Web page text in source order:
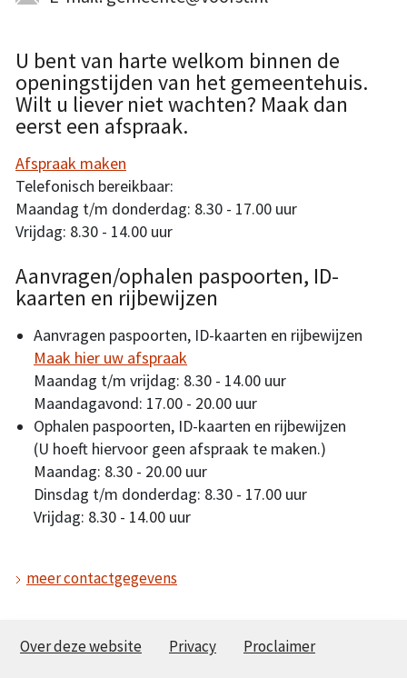
U bent van harte welkom binnen de
openingstijden van het gemeentehuis.
Wilt u liever niet wachten? Maak dan
eerst een afspraak.
Afspraak maken
Telefonisch bereikbaar:
Maandag t/m donderdag: 8.30 - 17.00 uur
Vrijdag: 8.30 - 14.00 uur
Aanvragen/ophalen paspoorten, ID-
kaarten en rijbewijzen
Aanvragen paspoorten, ID-kaarten en rijbewijzen
Maak hier uw afspraak
Maandag t/m vrijdag: 8.30 - 14.00 uur
Maandagavond: 17.00 - 20.00 uur
Ophalen paspoorten, ID-kaarten en rijbewijzen
(U hoeft hiervoor geen afspraak te maken.)
Maandag: 8.30 - 20.00 uur
Dinsdag t/m donderdag: 8.30 - 17.00 uur
Vrijdag: 8.30 - 14.00 uur
meer contactgegevens
Over deze website Privacy Proclaimer